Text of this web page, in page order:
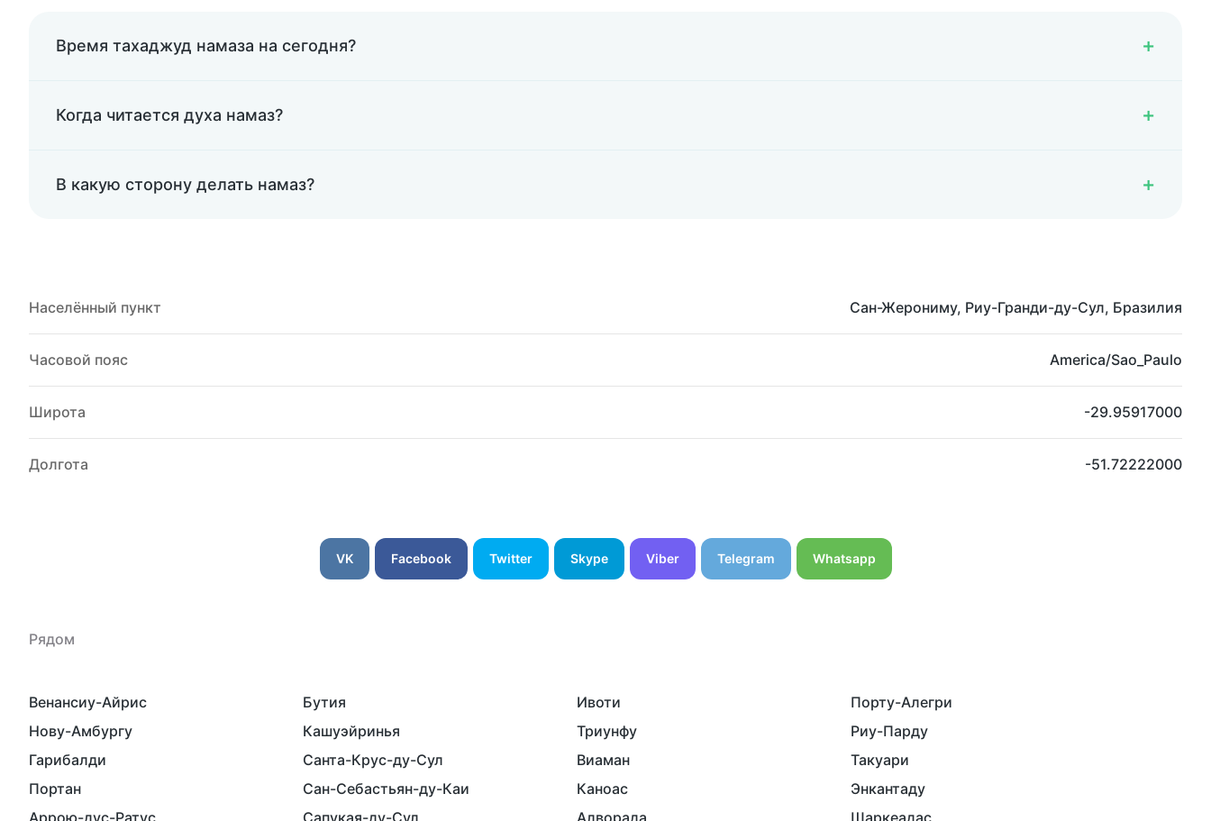
Время тахаджуд намаза на сегодня?
Когда читается духа намаз?
В какую сторону делать намаз?
Населённый пункт Сан-Жерониму, Риу-Гранди-ду-Сул, Бразилия
Часовой пояс America/Sao_Paulo
Широта -29.95917000
Долгота -51.72222000
VK Facebook Twitter Skype Viber Telegram Whatsapp
Рядом
Венансиу-Айрис Бутия Ивоти
Порту-Алегри
Нову-Амбургу
Кашуэйринья Триунфу
Риу-Парду
Гарибалди
Санта-Крус-ду-Сул Виаман
Такуари
Портан
Сан-Себастьян-ду-Каи Каноас
Энкантаду
Аррою-дус-Ратус
Сапукая-ду-Сул Алворада Шаркеадас